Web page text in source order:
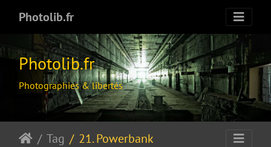
Photolib.fr
Photolib.fr
Photographies & libertés
Tag 21. Powerbank